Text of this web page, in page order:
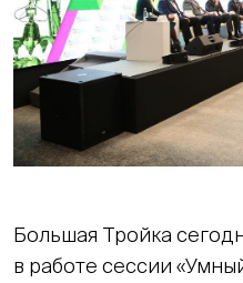
Большая Тройка
в работе сессии